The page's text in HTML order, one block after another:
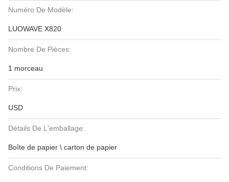
Numéro De Modèle:
LUOWAVE X820
Nombre De Pièces:
1 morceau
Prix:
USD
Détails De L'emballage:
Boîte de papier \ carton de papier
Conditions De Paiement: